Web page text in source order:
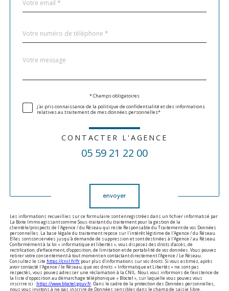
*
*
Fieldset
Message
*
* Champs obligatoires
j'ai pris connaissance de la politique de confidentialité et des informations
relatives au traitement de mes données personnelles*
CONTACTER L'AGENCE
05 59 21 22 00
envoyer
Les informations recueillies sur ce formulaire sont enregistrées dans un fichier informatisé par
La Boite Immo agissant comme Sous-traitant du traitement pour la gestion de la
clientèle/prospects de l'Agence / du Réseau qui reste Responsable du Traitement de vos Données
personnelles. La base légale du traitement repose sur l'intérêt légitime de l'Agence / du Réseau.
Elles sont conservées jusqu'à demande de suppression et sont destinées à l'Agence / au Réseau.
Conformément à la loi « informatique et libertés », vous disposez des droits d’accès, de
rectification, d’effacement, d’opposition, de limitation et de portabilité de vos données. Vous pouvez
retirer votre consentement à tout moment en contactant directement l’Agence / Le Réseau.
Consultez le site https://cnil.fr/fr pour plus d’informations sur vos droits. Si vous estimez, après
avoir contacté l'Agence / le Réseau, que vos droits « Informatique et Libertés » ne sont pas
respectés, vous pouvez adresser une réclamation à la CNIL. Nous vous informons de l’existence de
la liste d'opposition au démarchage téléphonique « Bloctel », sur laquelle vous pouvez vous
inscrire ici : https://www.bloctel.gouv.fr . Dans le cadre de la protection des Données personnelles,
nous vous invitons à ne pas inscrire de Données sensibles dans le champ de saisie libre.